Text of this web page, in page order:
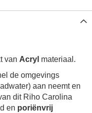
van Acryl materiaal.
de omgevings
aan neemt en
dit Riho Carolina
en poriënvrij